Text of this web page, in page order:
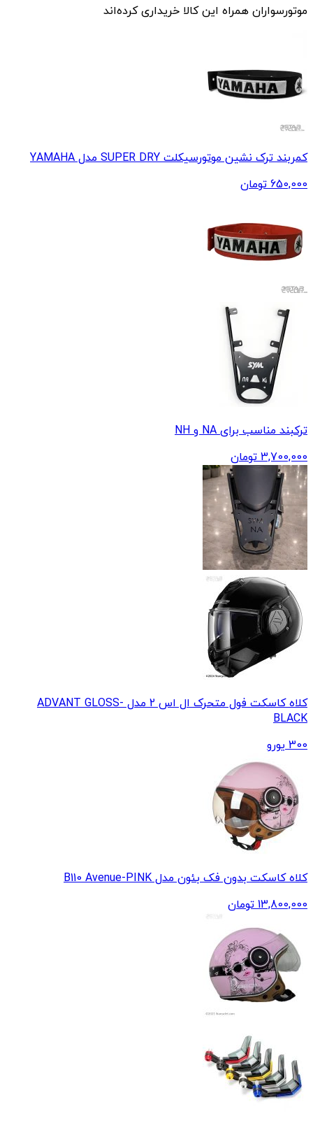
موتورسواران همراه این کالا خریداری کرده‌اند
کمربند ترک نشین موتورسیکلت SUPER DRY مدل YAMAHA
650,000 تومان
ترکبند مناسب برای NA و NH
3,700,000 تومان
کلاه کاسکت فول متحرک ال اس 2 مدل ADVANT GLOSS-
BLACK
300 یورو
کلاه کاسکت بدون فک بئون مدل B110 Avenue-PINK
13,800,000 تومان